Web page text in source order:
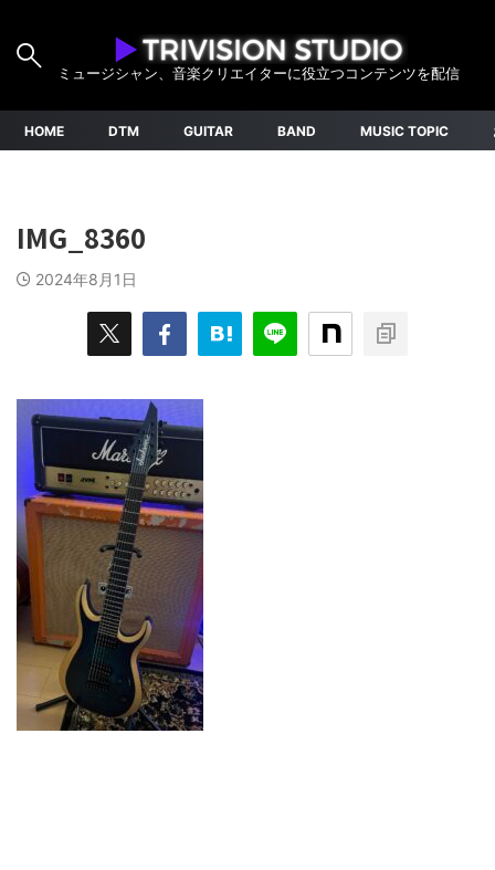
ミュージシャン、音楽クリエイターに役立つコンテンツを配信
HOME DTM GUITAR BAND MUSIC TOPIC
IMG_8360
2024年8月1日